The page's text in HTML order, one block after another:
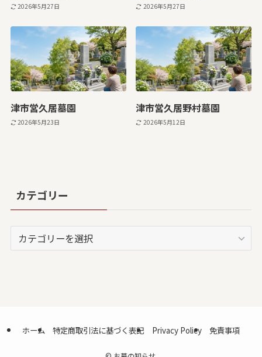
2026年5月27日 2026年5月27日
津市営久居墓園
2026年5月23日
津市営久居野村墓園
2026年5月12日
カテゴリー
テ
ホーム 特定商取引法に基づく表記 Privacy Policy 免責事項